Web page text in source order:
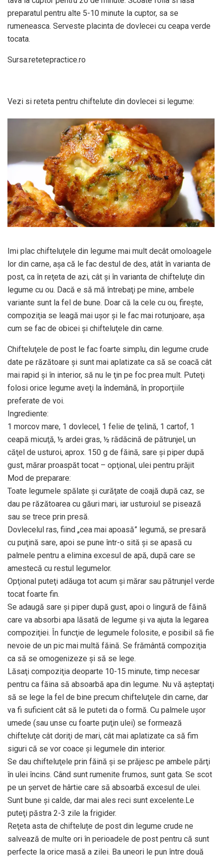
preparatul pentru alte 5-10 minute la cuptor, sa se
rumeneasca. Serveste placinta de dovlecei cu ceapa verde
tocata.
Sursa:retetepractice.ro
Vezi si reteta pentru chiftelute din dovlecei si legume:
Imi plac chifteluţele din legume mai mult decât omoloagele
lor din carne, aşa că le fac destul de des, atât în varianta de
post, ca în reţeta de azi, cât şi în varianta de chifteluţe din
legume cu ou. Dacă e să mă întrebaţi pe mine, ambele
variante sunt la fel de bune. Doar că la cele cu ou, fireşte,
compoziţia se leagă mai uşor şi le fac mai rotunjoare, aşa
cum se fac de obicei şi chifteluţele din carne.
Chifteluţele de post le fac foarte simplu, din legume crude
date pe răzătoare şi sunt mai aplatizate ca să se coacă cât
mai rapid şi în interior, să nu le ţin pe foc prea mult. Puteţi
folosi orice legume aveţi la îndemână, în proporţiile
preferate de voi.
Ingrediente:
1 morcov mare, 1 dovlecel, 1 felie de ţelină, 1 cartof, 1
ceapă micuţă, ½ ardei gras, ½ rădăcină de pătrunjel, un
căţel de usturoi, aprox. 150 g de făină, sare şi piper după
gust, mărar proaspăt tocat – opţional, ulei pentru prăjit
Mod de preparare:
Toate legumele spălate şi curăţate de coajă după caz, se
dau pe răzătoarea cu găuri mari, iar usturoiul se pisează
sau se trece prin presă.
Dovlecelul ras, fiind „cea mai apoasă” legumă, se presară
cu puţină sare, apoi se pune într-o sită şi se apasă cu
palmele pentru a elimina excesul de apă, după care se
amestecă cu restul legumelor.
Opţional puteţi adăuga tot acum şi mărar sau pătrunjel verde
tocat foarte fin.
Se adaugă sare şi piper după gust, apoi o lingură de făină
care va absorbi apa lăsată de legume şi va ajuta la legarea
compoziţiei. În funcţie de legumele folosite, e posibil să fie
nevoie de un pic mai multă făină. Se frământă compoziţia
ca să se omogenizeze şi să se lege.
Lăsaţi compoziţia deoparte 10-15 minute, timp necesar
pentru ca făina să absoarbă apa din legume. Nu vă aşteptaţi
să se lege la fel de bine precum chifteluţele din carne, dar
va fi suficient cât să le puteti da o formă. Cu palmele uşor
umede (sau unse cu foarte puţin ulei) se formează
chifteluţe cât doriţi de mari, cât mai aplatizate ca să fim
siguri că se vor coace şi legumele din interior.
Se dau chifteluţele prin făină şi se prăjesc pe ambele părţi
în ulei încins. Când sunt rumenite frumos, sunt gata. Se scot
pe un şervet de hârtie care să absoarbă excesul de ulei.
Sunt bune şi calde, dar mai ales reci sunt excelente.Le
puteţi păstra 2-3 zile la frigider.
Reţeta asta de chifteluțe de post din legume crude ne
salvează de multe ori în perioadele de post pentru că sunt
perfecte la orice masă a zilei. Ba uneori le pun între două